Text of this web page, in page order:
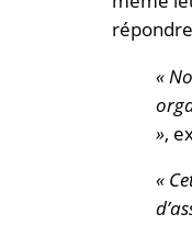
«
»,
«